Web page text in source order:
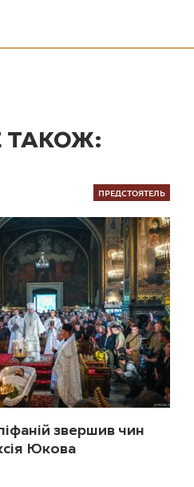
ТАКОЖ:
ПРЕДСТОЯТЕЛЬ
звершив чин
Юкова